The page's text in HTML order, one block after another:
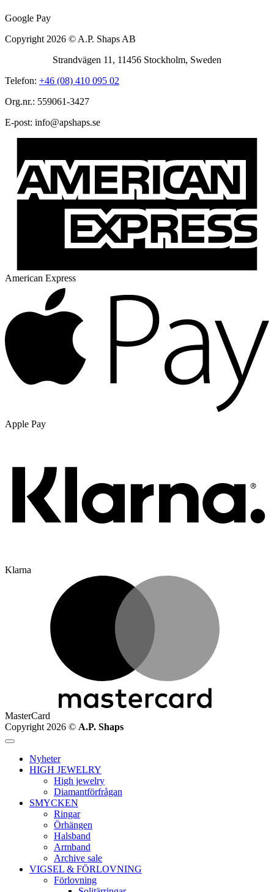
Google Pay
Copyright 2026 © A.P. Shaps AB
Strandvägen 11, 11456 Stockholm, Sweden
Telefon: +46 (08) 410 095 02
Org.nr.: 559061-3427
E-post:
es.spahspa
@ofni
American Express
Apple Pay
Klarna
MasterCard
Copyright 2026 © A.P. Shaps
Nyheter
HIGH JEWELRY
High jewelry
Diamantförfrågan
SMYCKEN
Ringar
Örhängen
Halsband
Armband
Archive sale
VIGSEL & FÖRLOVNING
Förlovning